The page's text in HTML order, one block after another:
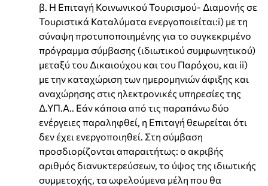
β. Η Επιταγή Κοινωνικού Τουρισμού- Διαμονής σε
Τουριστικά Καταλύματα ενεργοποιείται:i) με τη
σύναψη προτυποποιημένης για το συγκεκριμένο
πρόγραμμα σύμβασης (ιδιωτικού συμφωνητικού)
μεταξύ του Δικαιούχου και του Παρόχου, και ii)
με την καταχώριση των ημερομηνιών άφιξης και
αναχώρησης στις ηλεκτρονικές υπηρεσίες της
Δ.ΥΠ.Α.. Εάν κάποια από τις παραπάνω δύο
ενέργειες παραληφθεί, η Επιταγή θεωρείται ότι
δεν έχει ενεργοποιηθεί. Στη σύμβαση
προσδιορίζονται απαραιτήτως: ο ακριβής
αριθμός διανυκτερεύσεων, το ύψος της ιδιωτικής
συμμετοχής, τα ωφελούμενα μέλη που θα